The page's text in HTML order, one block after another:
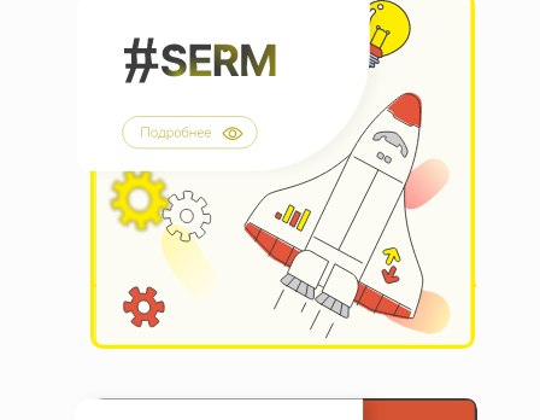
Ответы на комментарии
клиентов с поисковым запросом
Продвижение компании
в Яндекс Картах, 2GIS,
Google
Нейтрализация негатива
Управление поисковой выдачей
#SERM